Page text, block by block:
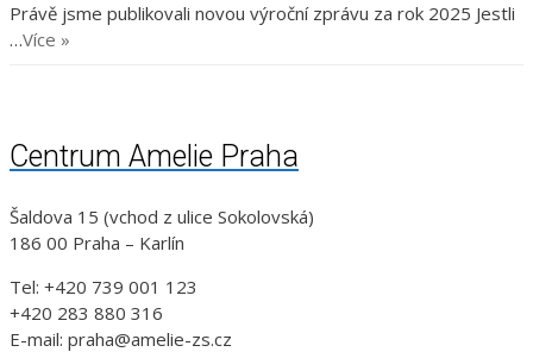
Právě jsme publikovali novou výroční zprávu za rok 2025 Jestli
…Více »
Centrum Amelie Praha
Šaldova 15 (vchod z ulice Sokolovská)
186 00 Praha – Karlín
Tel: +420 739 001 123
+420 283 880 316
E-mail: praha@amelie-zs.cz